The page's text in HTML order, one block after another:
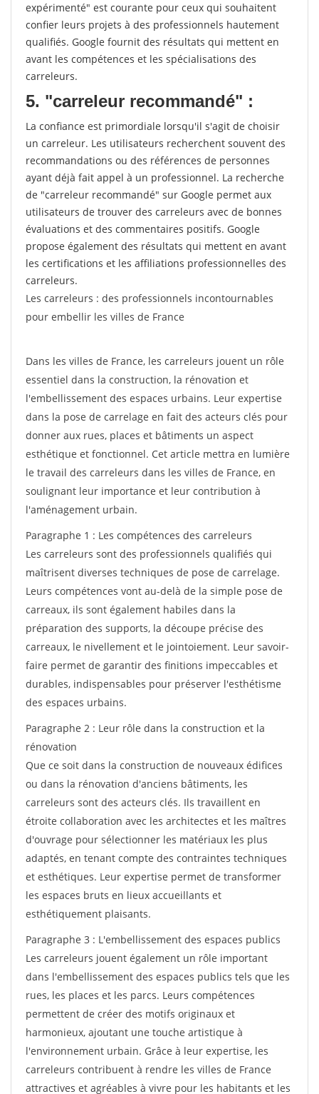
expérimenté" est courante pour ceux qui souhaitent
confier leurs projets à des professionnels hautement
qualifiés. Google fournit des résultats qui mettent en
avant les compétences et les spécialisations des
carreleurs.
5. "carreleur recommandé" :
La confiance est primordiale lorsqu'il s'agit de choisir
un carreleur. Les utilisateurs recherchent souvent des
recommandations ou des références de personnes
ayant déjà fait appel à un professionnel. La recherche
de "carreleur recommandé" sur Google permet aux
utilisateurs de trouver des carreleurs avec de bonnes
évaluations et des commentaires positifs. Google
propose également des résultats qui mettent en avant
les certifications et les affiliations professionnelles des
carreleurs.
Les carreleurs : des professionnels incontournables
pour embellir les villes de France
Dans les villes de France, les carreleurs jouent un rôle
essentiel dans la construction, la rénovation et
l'embellissement des espaces urbains. Leur expertise
dans la pose de carrelage en fait des acteurs clés pour
donner aux rues, places et bâtiments un aspect
esthétique et fonctionnel. Cet article mettra en lumière
le travail des carreleurs dans les villes de France, en
soulignant leur importance et leur contribution à
l'aménagement urbain.
Paragraphe 1 : Les compétences des carreleurs
Les carreleurs sont des professionnels qualifiés qui
maîtrisent diverses techniques de pose de carrelage.
Leurs compétences vont au-delà de la simple pose de
carreaux, ils sont également habiles dans la
préparation des supports, la découpe précise des
carreaux, le nivellement et le jointoiement. Leur savoir-
faire permet de garantir des finitions impeccables et
durables, indispensables pour préserver l'esthétisme
des espaces urbains.
Paragraphe 2 : Leur rôle dans la construction et la
rénovation
Que ce soit dans la construction de nouveaux édifices
ou dans la rénovation d'anciens bâtiments, les
carreleurs sont des acteurs clés. Ils travaillent en
étroite collaboration avec les architectes et les maîtres
d'ouvrage pour sélectionner les matériaux les plus
adaptés, en tenant compte des contraintes techniques
et esthétiques. Leur expertise permet de transformer
les espaces bruts en lieux accueillants et
esthétiquement plaisants.
Paragraphe 3 : L'embellissement des espaces publics
Les carreleurs jouent également un rôle important
dans l'embellissement des espaces publics tels que les
rues, les places et les parcs. Leurs compétences
permettent de créer des motifs originaux et
harmonieux, ajoutant une touche artistique à
l'environnement urbain. Grâce à leur expertise, les
carreleurs contribuent à rendre les villes de France
attractives et agréables à vivre pour les habitants et les